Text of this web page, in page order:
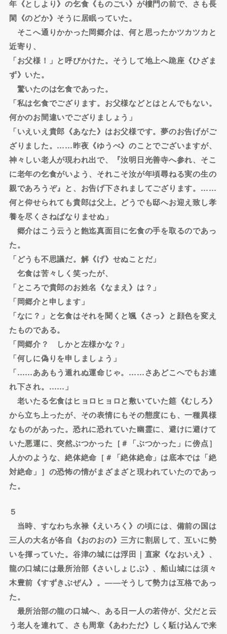
年《としより》の乞食《ものごい》が樓門の前で、さも長
閑《のどか》そうに居眠っていた。
そこへ通りかかった岡郷介は、何と思ったかツカツカと
近寄り、
「お父様！」と呼びかけた。そうして地上へ跪座《ひざま
ず》いた。
驚いたのは乞食であった。
「私は乞食でござります。お父様などとはとんでもない。
何かのお間違いでござりましょう」
「いえいえ貴郎《あなた》はお父様です。夢のお告げがご
ざりました。……昨夜《ゆうべ》のことでございますが、
神々しい老人が現われ出で、『汝明日光善寺へ参れ、そこ
に老年の乞食がいよう、それこそ汝が年頃尋ねる実の生の
親であろうぞ』と、お告げ下されましてござります。……
何と仰せられても貴郎は父上。どうでも邸へお迎え致し孝
養を尽くさねばなりませぬ」
郷介はこう云うと飽迄真面目に乞食の手を取るのであっ
た。
「どうも不思議だ。解《げ》せぬことだ」
乞食は苦々しく笑ったが、
「ところで貴郎のお姓名《なまえ》は？」
「岡郷介と申します」
「なに？」と乞食はそれを聞くと颯《さっ》と顔色を変え
たものである。
「岡郷介？ しかと左様かな？」
「何しに偽りを申しましょう」
「……ああもう遁れぬ運命じゃ。……さあどこへでもお連
れ下され。……」
老いたる乞食はヒョロヒョロと敷いていた筵《むしろ》
から立ち上ったが、その表情にもその態度にも、一種異様
なものがあった。恐れに恐れていた幽霊に、避けに避けて
いた悪運に、突然ぶつかった［＃「ぶつかった」に傍点］
人かのような、絶体絶命［＃「絶体絶命」は底本では「絶
対絶命」］の恐怖の情がまざまざと現われていたのであっ
た。
５
当時、すなわち永禄《えいろく》の頃には、備前の国は
三人の大名が各自《おのおの》三方に割居して、互いに勢
いを揮っていた。谷津の城には浮田｜直家《なおいえ》、
龍の口城には最所治部《さいしょじぶ》、船山城には須々
木豊前《すずきぶぜん》。――そうして勢力は互格であっ
た。
最所治部の龍の口城へ、ある日一人の若侍が、父だと云
う老人を連れて、さも周章《あわただ》しく駈け込んで来